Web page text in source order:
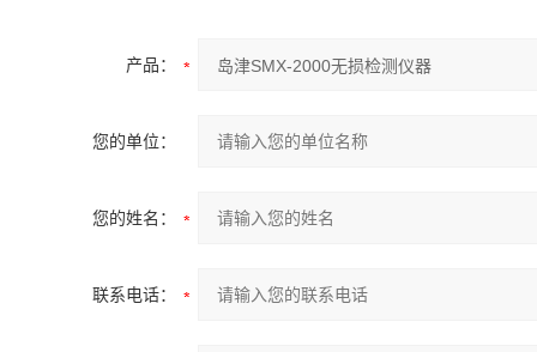
产品：
您的单位：
您的姓名：
联系电话：